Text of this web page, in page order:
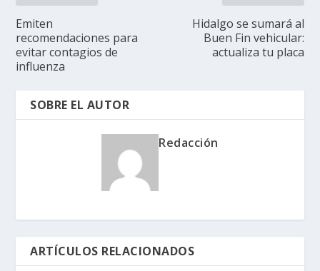
Emiten
recomendaciones para
evitar contagios de
influenza
Hidalgo se sumará al
Buen Fin vehicular:
actualiza tu placa
SOBRE EL AUTOR
Redacción
ARTÍCULOS RELACIONADOS